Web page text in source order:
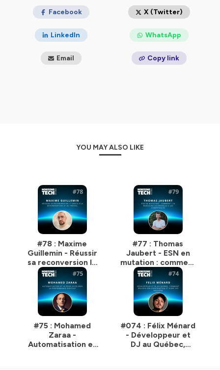
faire part de vos envies et à le partager sur vos
Hébergé par Ausha. Visitez
ausha.co/politique-de-
pour plus d'informations.
Facebook X (Twitter)
LinkedIn WhatsApp
Email Copy link
YOU MAY ALSO LIKE
#78 : Maxime
Guillemin - Réussir
sa reconversion IT
grâce à la
détermination et au
travail
#77 : Thomas
Jaubert - ESN en
mutation : comment
l’IA redessine les
modèles et les
compétences
#75 : Mohamed
Zaraa -
Automatisation et
#074 : Félix Ménard
- Développeur et
DJ au Québec,